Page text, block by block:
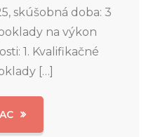
skúšobná doba: 3
na výkon
1. Kvalifikačné
[…]